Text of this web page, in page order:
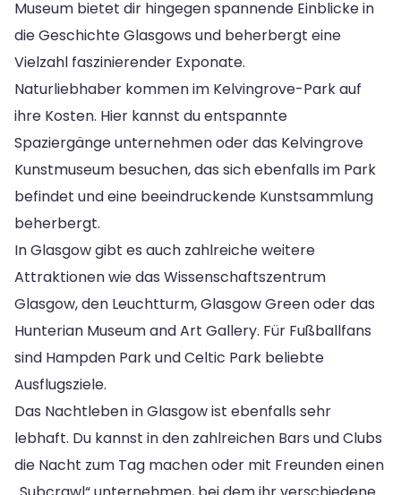
Museum bietet dir hingegen spannende Einblicke in
die Geschichte Glasgows und beherbergt eine
Vielzahl faszinierender Exponate.
Naturliebhaber kommen im Kelvingrove-Park auf
ihre Kosten. Hier kannst du entspannte
Spaziergänge unternehmen oder das Kelvingrove
Kunstmuseum besuchen, das sich ebenfalls im Park
befindet und eine beeindruckende Kunstsammlung
beherbergt.
In Glasgow gibt es auch zahlreiche weitere
Attraktionen wie das Wissenschaftszentrum
Glasgow, den Leuchtturm, Glasgow Green oder das
Hunterian Museum and Art Gallery. Für Fußballfans
sind Hampden Park und Celtic Park beliebte
Ausflugsziele.
Das Nachtleben in Glasgow ist ebenfalls sehr
lebhaft. Du kannst in den zahlreichen Bars und Clubs
die Nacht zum Tag machen oder mit Freunden einen